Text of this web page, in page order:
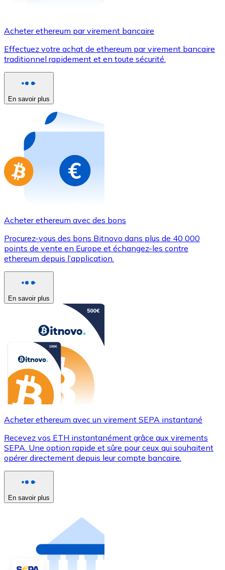
Utilisez les cartes Visa et Mastercard pour acheter
Acheter avec carte
Nouveau
Achetez des cartes-cadeaux de vos marques
Aller à la boutique de cartes-cadeaux
Acheter ethereum par virement bancaire
Effectuez votre achat de ethereum par virement bancaire
traditionnel rapidement et en toute sécurité.
En savoir plus
Acheter ethereum avec des bons
Procurez-vous des bons Bitnovo dans plus de 40 000
points de vente en Europe et échangez-les contre
ethereum depuis l’application.
En savoir plus
Acheter ethereum avec un virement SEPA instantané
Recevez vos ETH instantanément grâce aux virements
SEPA. Une option rapide et sûre pour ceux qui souhaitent
opérer directement depuis leur compte bancaire.
En savoir plus